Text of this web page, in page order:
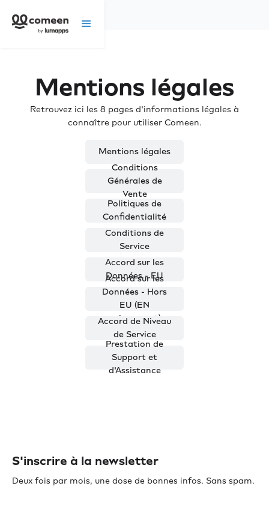
Mentions légales
Retrouvez ici les 8 pages d'informations légales à
connaître pour utiliser Comeen.
Mentions légales
Conditions
Générales de
Vente
Politiques de
Confidentialité
Conditions de
Service
Accord sur les
Données - EU
Accord sur les
Données - Hors
EU (EN
uniquement)
Accord de Niveau
de Service
Prestation de
Support et
d'Assistance
S'inscrire à la newsletter
Deux fois par mois, une dose de bonnes infos. Sans spam.